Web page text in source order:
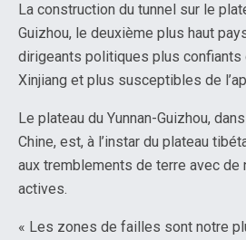
La construction du tunnel sur le
Guizhou, le deuxième plus haut
dirigeants politiques plus confiants
Xinjiang et plus susceptibles de
Le plateau du Yunnan-Guizhou,
Chine, est, à l’instar du plateau
aux tremblements de terre avec
actives.
« Les zones de failles sont notre